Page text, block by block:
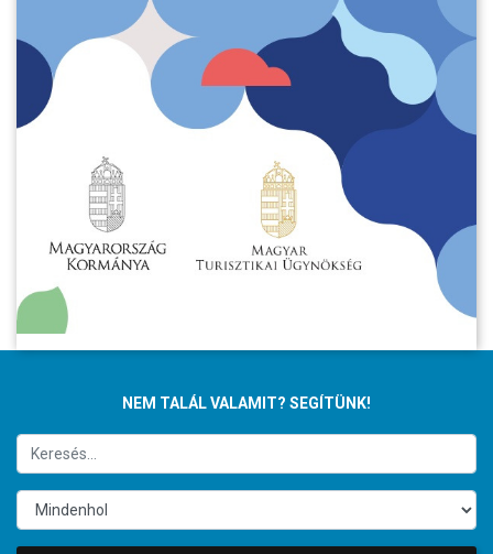
NEM TALÁL VALAMIT? SEGÍTÜNK!